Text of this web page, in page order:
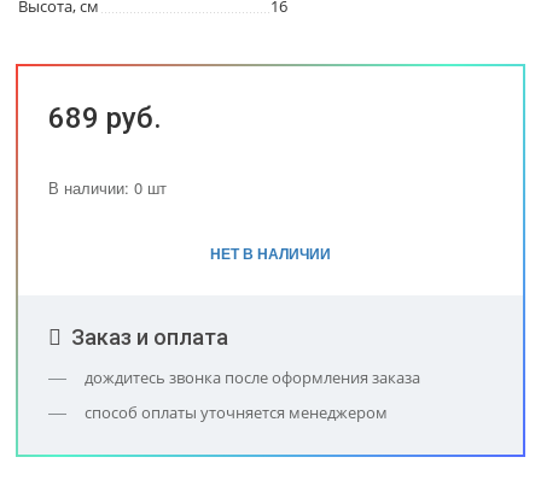
Высота, см
16
689 руб.
В наличии: 0 шт
НЕТ В НАЛИЧИИ
Заказ и оплата
дождитесь звонка после оформления заказа
способ оплаты уточняется менеджером